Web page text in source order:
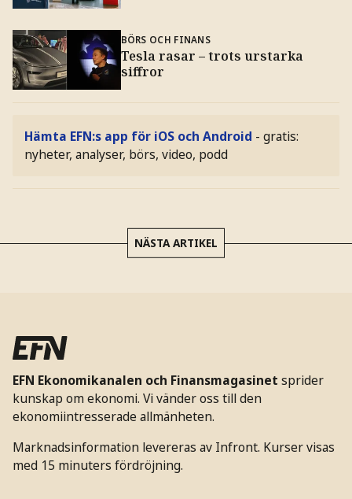
BÖRS OCH FINANS
Tesla rasar – trots urstarka
siffror
Hämta EFN:s app för iOS och Android - gratis:
nyheter, analyser, börs, video, podd
NÄSTA ARTIKEL
EFN Ekonomikanalen och Finansmagasinet sprider
kunskap om ekonomi. Vi vänder oss till den
ekonomiintresserade allmänheten.
Marknadsinformation levereras av Infront. Kurser visas
med 15 minuters fördröjning.